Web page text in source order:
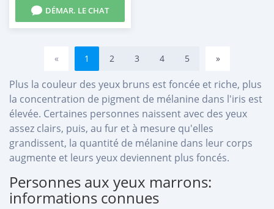
DÉMAR. LE CHAT
« 1 2 3 4 5 »
Plus la couleur des yeux bruns est foncée et riche, plus
la concentration de pigment de mélanine dans l'iris est
élevée. Certaines personnes naissent avec des yeux
assez clairs, puis, au fur et à mesure qu'elles
grandissent, la quantité de mélanine dans leur corps
augmente et leurs yeux deviennent plus foncés.
Personnes aux yeux marrons:
informations connues